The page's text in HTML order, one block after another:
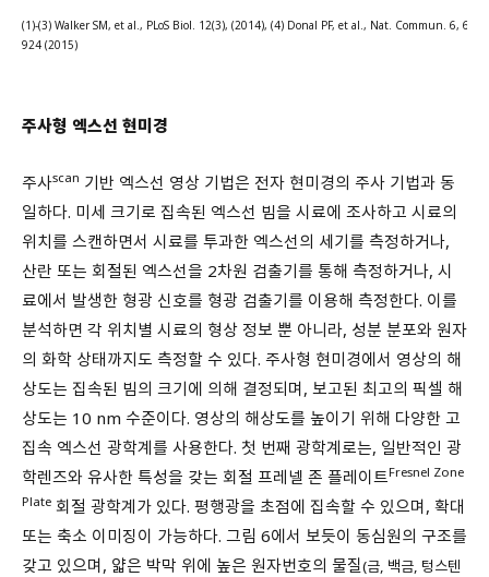
(1)-(3) Walker SM, et al., PLoS Biol. 12(3), (2014), (4) Donal PF, et al., Nat. Commun. 6, 6
924 (2015)
주사형 엑스선 현미경
주사scan 기반 엑스선 영상 기법은 전자 현미경의 주사 기법과 동
일하다. 미세 크기로 집속된 엑스선 빔을 시료에 조사하고 시료의
위치를 스캔하면서 시료를 투과한 엑스선의 세기를 측정하거나,
산란 또는 회절된 엑스선을 2차원 검출기를 통해 측정하거나, 시
료에서 발생한 형광 신호를 형광 검출기를 이용해 측정한다. 이를
분석하면 각 위치별 시료의 형상 정보 뿐 아니라, 성분 분포와 원자
의 화학 상태까지도 측정할 수 있다. 주사형 현미경에서 영상의 해
상도는 집속된 빔의 크기에 의해 결정되며, 보고된 최고의 픽셀 해
상도는 10 nm 수준이다. 영상의 해상도를 높이기 위해 다양한 고
집속 엑스선 광학계를 사용한다. 첫 번째 광학계로는, 일반적인 광
학렌즈와 유사한 특성을 갖는 회절 프레넬 존 플레이트Fresnel Zone
Plate 회절 광학계가 있다. 평행광을 초점에 집속할 수 있으며, 확대
또는 축소 이미징이 가능하다. 그림 6에서 보듯이 동심원의 구조를
갖고 있으며, 얇은 박막 위에 높은 원자번호의 물질(금, 백금, 텅스텐